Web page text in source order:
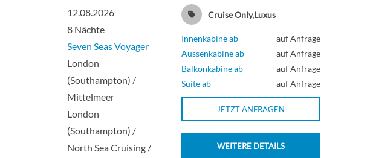
12.08.2026
8 Nächte
Seven Seas Voyager
London
(Southampton) /
Mittelmeer
London
(Southampton) /
North Sea Cruising /
Cruise Only,Luxus
Innenkabine ab
auf Anfrage
Aussenkabine ab
auf Anfrage
Balkonkabine ab
auf Anfrage
Suite ab
auf Anfrage
JETZT ANFRAGEN
WEITERE DETAILS